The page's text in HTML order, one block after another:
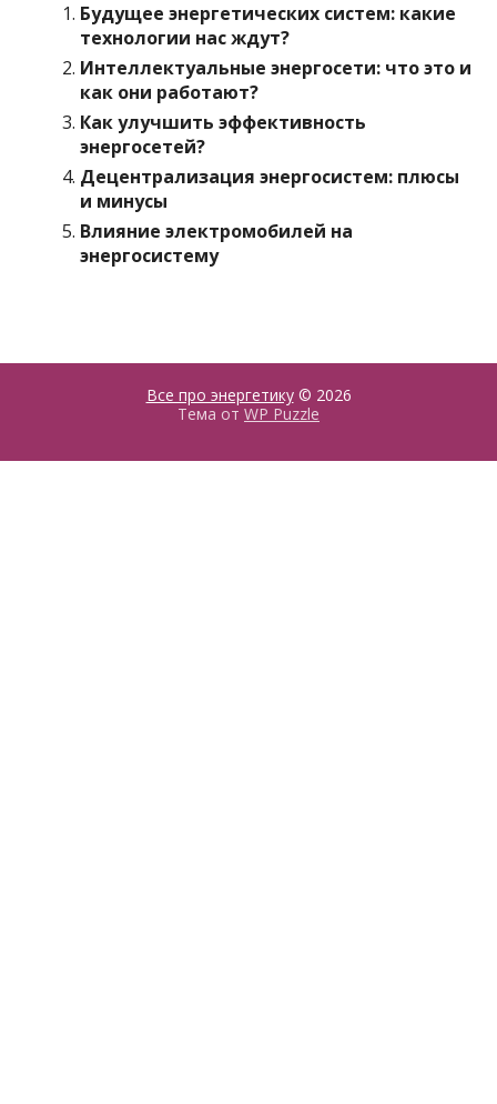
Будущее энергетических систем: какие
технологии нас ждут?
Интеллектуальные энергосети: что это и
как они работают?
Как улучшить эффективность
энергосетей?
Децентрализация энергосистем: плюсы
и минусы
Влияние электромобилей на
энергосистему
Все про энергетику© 2026
Тема от WP Puzzle